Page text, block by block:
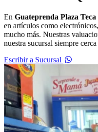
En Guateprenda Plaza Teca
en artículos como
mucho más. Nuestras
nuestra sucursal siempre
Escribir a Sucursal